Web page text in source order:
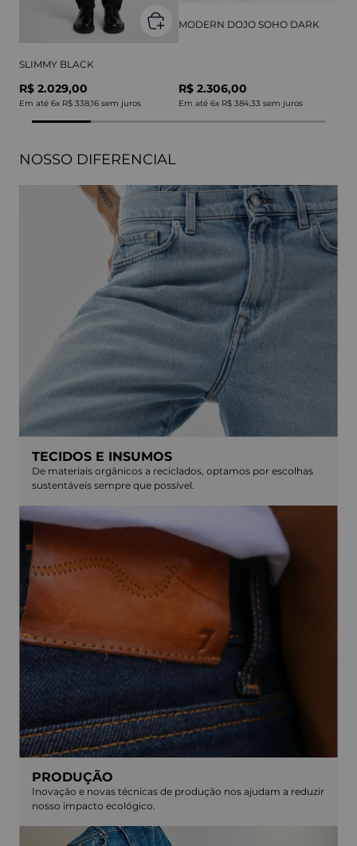
SLIMMY BLACK
R$ 2.029,00
Em até 6x R$ 338,16 sem juros
MODERN DOJO SOHO DARK
R$ 2.306,00
Em até 6x R$ 384,33 sem juros
NOSSO DIFERENCIAL
TECIDOS E INSUMOS
De materiais orgânicos a reciclados, optamos por escolhas
sustentáveis sempre que possível.
PRODUÇÃO
Inovação e novas técnicas de produção nos ajudam a reduzir
nosso impacto ecológico.